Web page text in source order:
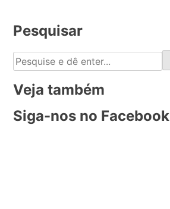
Pesquisar
Veja também
Siga-nos no Facebook